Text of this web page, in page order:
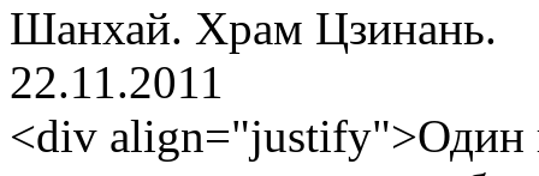
Шанхай. Храм Цзинань.
22.11.2011
<div align="justify">Один